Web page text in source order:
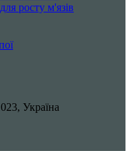
росту м'язів
Україна